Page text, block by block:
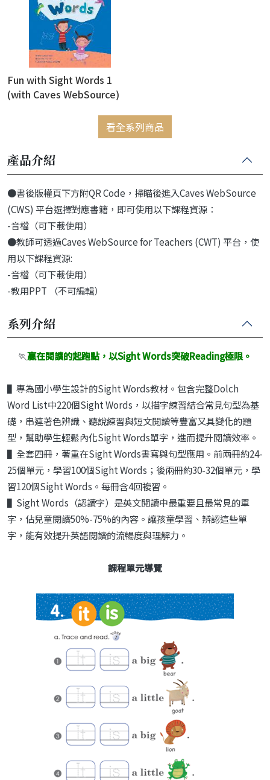
Fun with Sight Words 1
(with Caves WebSource)
看全系列商品
產品介紹
●書後版權頁下方附QR Code，掃瞄後進入Caves WebSource
(CWS) 平台選擇對應書籍，即可使用以下課程資源：
-音檔（可下載使用）
●教師可透過Caves WebSource for Teachers (CWT) 平台，使
用以下課程資源:
-音檔（可下載使用）
-教用PPT （不可編輯）
系列介紹
🏃贏在閱讀的起跑點，以Sight Words突破Reading極限。
▌專為國小學生設計的Sight Words教材。包含完整Dolch
Word List中220個Sight Words，以描字練習結合常見句型為基
礎，串連著色辨識、聽說練習與短文閱讀等豐富又具變化的題
型，幫助學生輕鬆內化Sight Words單字，進而提升閱讀效率。
▌全套四冊，著重在Sight Words書寫與句型應用。前兩冊約24-
25個單元，學習100個Sight Words；後兩冊約30-32個單元，學
習120個Sight Words。每冊含4回複習。
▌Sight Words（認讀字）是英文閱讀中最重要且最常見的單
字，佔兒童閱讀50%-75%的內容。讓孩童學習、辨認這些單
字，能有效提升英語閱讀的流暢度與理解力。
課程單元導覽